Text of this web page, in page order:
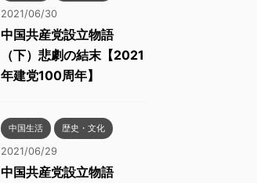
2021/06/30
中国共産党設立物語
（下）悲劇の結末【2021
年建党100周年】
中国生活 歴史・文化
2021/06/29
中国共産党設立物語